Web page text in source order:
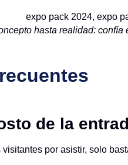
hasta realidad:
de la
por asistir, solo